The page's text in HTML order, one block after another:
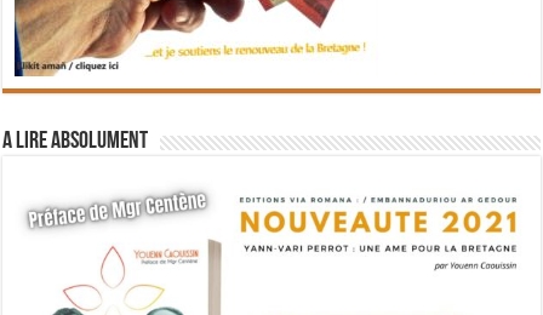
A lire absolument